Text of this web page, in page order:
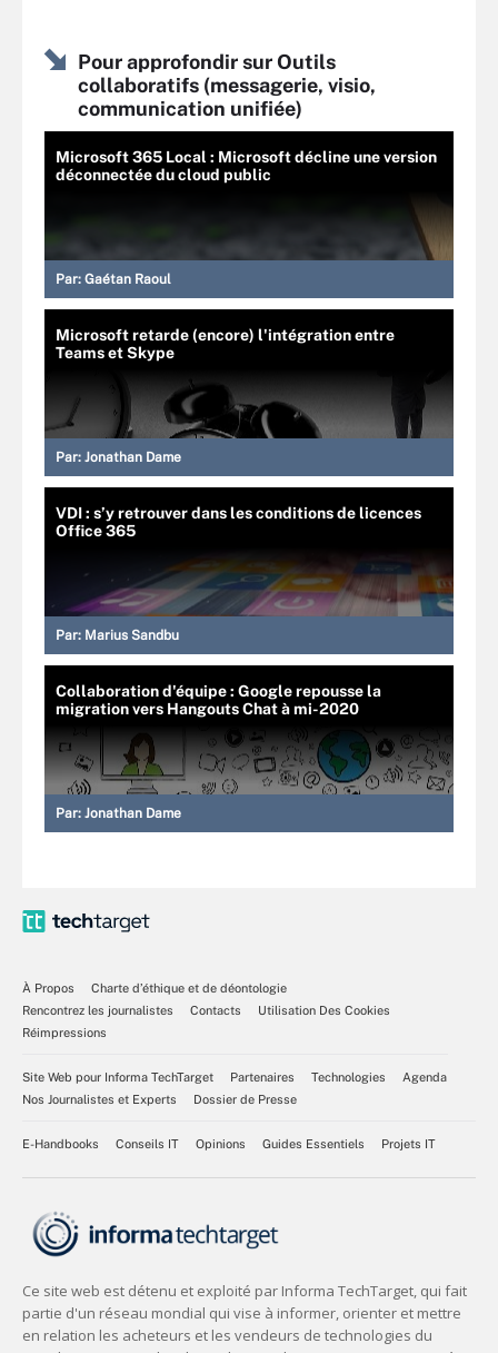
Pour approfondir sur Outils
collaboratifs (messagerie, visio,
communication unifiée)
Microsoft 365 Local : Microsoft décline une version
déconnectée du cloud public
Par: Gaétan Raoul
Microsoft retarde (encore) l'intégration entre
Teams et Skype
Par: Jonathan Dame
VDI : s’y retrouver dans les conditions de licences
Office 365
Par: Marius Sandbu
Collaboration d'équipe : Google repousse la
migration vers Hangouts Chat à mi-2020
Par: Jonathan Dame
À Propos
Charte d’éthique et de déontologie
Rencontrez les journalistes
Contacts
Utilisation Des Cookies
Réimpressions
Site Web pour Informa TechTarget Partenaires Technologies
Agenda
Nos Journalistes et Experts
Dossier de Presse
E-Handbooks Conseils IT Opinions Guides Essentiels Projets IT